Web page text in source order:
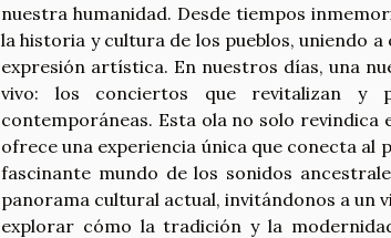
nuestra humanidad. Desde tiempos
la historia y cultura de los pueblos, uniendo
expresión artística. En nuestros días, una
vivo: los conciertos que revitalizan y
contemporáneas. Esta ola no solo revindica
ofrece una experiencia única que conecta al
fascinante mundo de los sonidos
panorama cultural actual, invitándonos a un
explorar cómo la tradición y la